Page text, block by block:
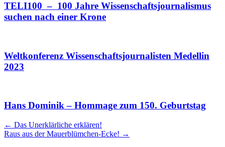
TELI100 – 100 Jahre Wissenschaftsjournalismus
suchen nach einer Krone
Weltkonferenz Wissenschaftsjournalisten Medellin
2023
Hans Dominik – Hommage zum 150. Geburtstag
Artikel
Navigation
← Das Unerklärliche erklären!
Raus aus der Mauerblümchen-Ecke! →